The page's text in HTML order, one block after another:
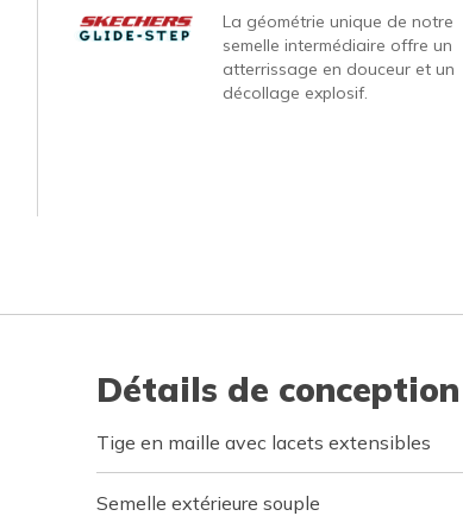
La géométrie unique de notre
semelle intermédiaire offre un
atterrissage en douceur et un
décollage explosif.
Détails de conception
Tige en maille avec lacets extensibles
Semelle extérieure souple